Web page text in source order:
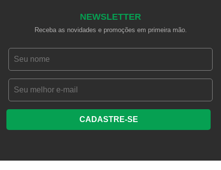
NEWSLETTER
Receba as novidades e promoções em primeira mão.
CADASTRE-SE